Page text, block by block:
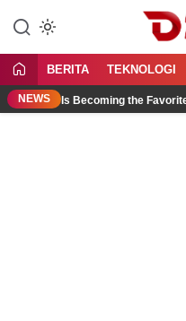
konten
Menyajikan
BERITA TEKNOLOGI
NEWS
Bali Is Becoming the Favorite